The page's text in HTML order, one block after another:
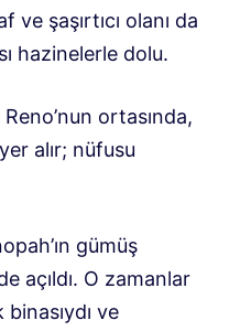
ve şaşırtıcı olanı da
hazinelerle dolu.
ortasında,
alır; nüfusu
gümüş
açıldı. O zamanlar
binasıydı ve